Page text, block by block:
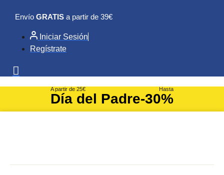
contenido
Envío GRATIS a partir de 39€
Iniciar Sesión
Regístrate
A partir de 25€
Día del Padre
Hasta
-30%